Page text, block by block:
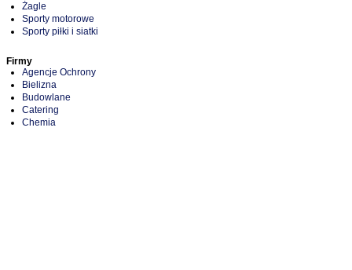
Żagle
Sporty motorowe
Sporty piłki i siatki
Firmy
Agencje Ochrony
Bielizna
Budowlane
Catering
Chemia